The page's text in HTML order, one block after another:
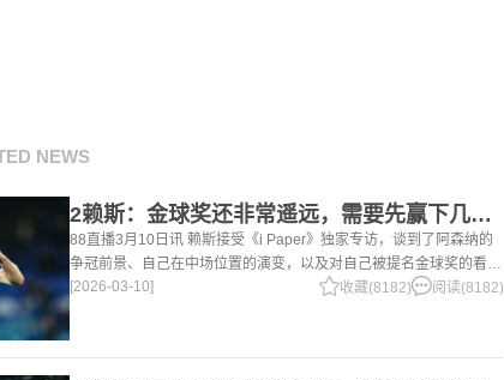
NEWS
2赖斯：金球奖还非常遥远，需要先赢下几个奖杯，专注当下好好踢球
88直播3月10日讯 赖斯接受《i Paper》独家专访，谈到了阿森纳的
争冠前景、自己在中场位置的演变，以及对自己被提名金球奖的看
法。 任意球 赖斯：“我们有一项非常擅长的技能——这背后付出了巨
[2026-03-10] 收藏(8182) 阅读(8182)